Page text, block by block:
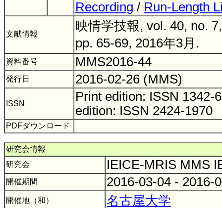
Recording / Run-Length
文献情報
映情学技報, vol. 40, no.
pp. 65-69, 2016年3月.
資料番号 MMS2016-44
発行日 2016-02-26 (MMS)
ISSN
Print edition: ISSN
edition: ISSN 2424-1970
PDFダウンロード
研究会情報
研究会
IEICE-MRIS MMS
開催期間 2016-03-04 - 2016-
開催地（和） 名古屋大学